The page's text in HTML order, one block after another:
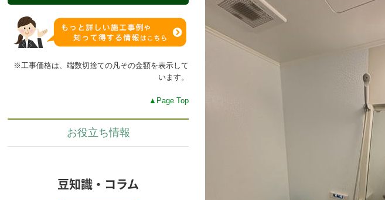
※工事価格は、端数切捨ての凡その金額を表示して
います。
▲Page Top
お役立ち情報
豆知識・コラム